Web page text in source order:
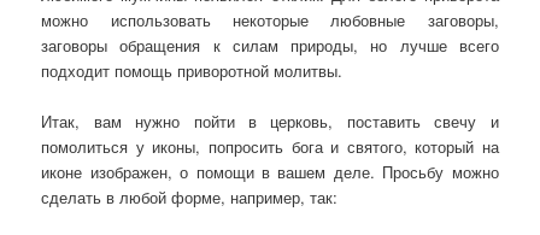
можно использовать некоторые любовные заговоры,
заговоры обращения к силам природы, но лучше всего
подходит помощь приворотной молитвы.
Итак, вам нужно пойти в церковь, поставить свечу и
помолиться у иконы, попросить бога и святого, который на
иконе изображен, о помощи в вашем деле. Просьбу можно
сделать в любой форме, например, так: